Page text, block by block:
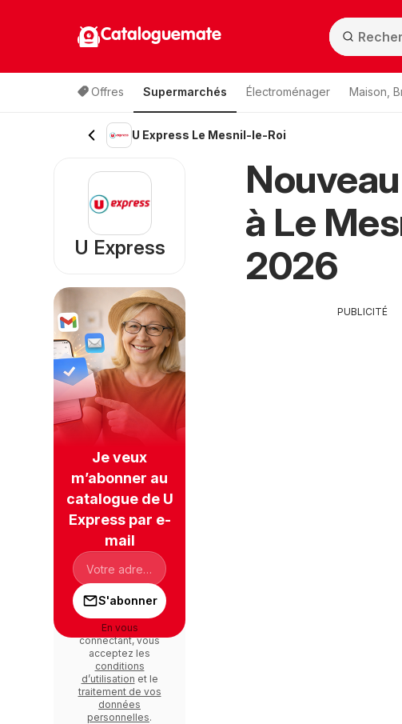
Cataloguemate
Offres Supermarchés Électroménager Maison,
U Express Le Mesnil-le-Roi
à Le
2026
PUBLICITÉ
U Express
Je veux
m’abonner au
catalogue de U
Express par e-
mail
S'abonner
En vous
connectant, vous
acceptez les
conditions
d’utilisation et le
traitement de vos
données
personnelles.